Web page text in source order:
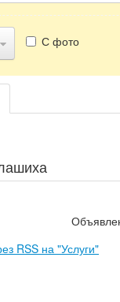
С фото
RSS на "Услуги"